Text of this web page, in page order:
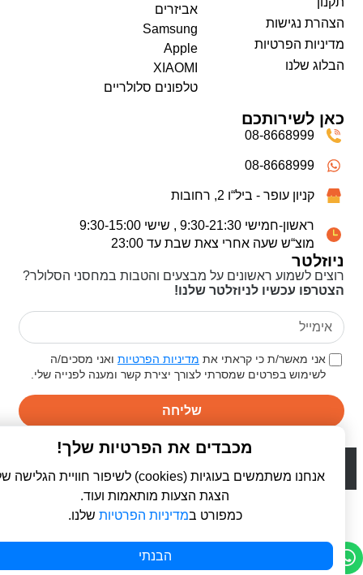
ניוזלטר
רוצים לשמוע ראשונים על מבצעים והטבות במחסני הסלולר?
הצטרפו עכשיו לניוזלטר שלנו!
אני מאשר/ת כי קראתי אתמדיניות הפרטיותואני מסכים/ה
לשימוש בפרטים שמסרתי לצורך יצירת קשר ומענה לפנייה שלי.
שליחה
הצהרת נגישות
מדיניות הפרטיות
הבלוג שלנו
אביזרים
Samsung
Apple
XIAOMI
טלפונים סלולריים
כאן לשירותכם
08-8668999
08-8668999
קניון עופר - ביל“ו 2, רחובות
ראשון-חמישי 9:30-21:30 , שישי 9:30-15:00
מוצ“ש שעה אחרי צאת שבת עד 23:00
WebDigital | וובדיגיטל - עיצוב ובניית אתרים
מכבדים את הפרטיות שלך!
אנחנו משתמשים בעוגיות (cookies) לשיפור חוויית הגלישה שלך,
הצגת הצעות מותאמות ועוד.
כמפורט במדיניות הפרטיותשלנו.
הבנתי